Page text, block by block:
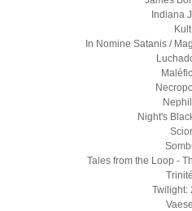
Indiana
Kult
In Nomine Satanis /
Night's
Tales from the Loop -
Twilight: